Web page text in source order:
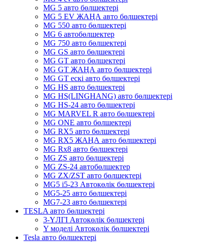
MG 5 авто бөлшектері
MG 5 EV ЖАҢА авто бөлшектері
MG 550 авто бөлшектері
MG 6 автобөлшектер
MG 750 авто бөлшектері
MG GS авто бөлшектері
MG GT авто бөлшектері
MG GT ЖАҢА авто бөлшектері
MG GT ескі авто бөлшектері
MG HS авто бөлшектері
MG HS(LINGHANG) авто бөлшектері
MG HS-24 авто бөлшектері
MG MARVEL R авто бөлшектері
MG ONE авто бөлшектері
MG RX5 авто бөлшектері
MG RX5 ЖАҢА авто бөлшектері
MG Rx8 авто бөлшектері
MG ZS авто бөлшектері
MG ZS-24 автобөлшектер
MG ZX/ZST авто бөлшектері
MG5 i5-23 Автокөлік бөлшектері
MG5-25 авто бөлшектері
MG7-23 авто бөлшектері
TESLA авто бөлшектері
3-ҮЛГІ Автокөлік бөлшектері
Y моделі Автокөлік бөлшектері
Tesla авто бөлшектері